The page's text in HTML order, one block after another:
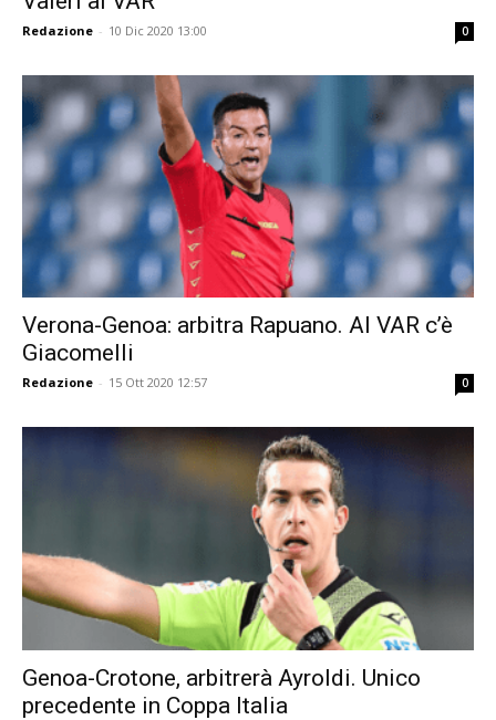
Redazione - 10 Dic 2020 13:00 0
Verona-Genoa: arbitra Rapuano. Al VAR c’è
Giacomelli
Redazione - 15 Ott 2020 12:57 0
Genoa-Crotone, arbitrerà Ayroldi. Unico
precedente in Coppa Italia